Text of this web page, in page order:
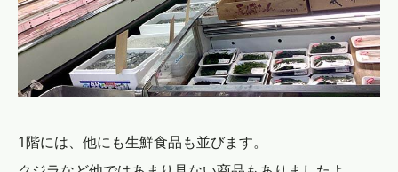
1階には、他にも生鮮食品も並びます。